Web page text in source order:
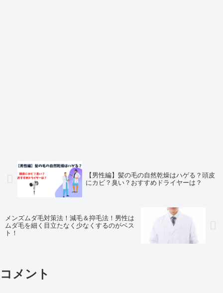
【男性編】髪の毛の自然乾燥はハゲる？頭皮
にカビ？臭い？おすすめドライヤーは？
メンズムダ毛対策法！減毛＆抑毛法！男性は
ムダ毛を細く目立たなく少なくするのがベス
ト！
コメント